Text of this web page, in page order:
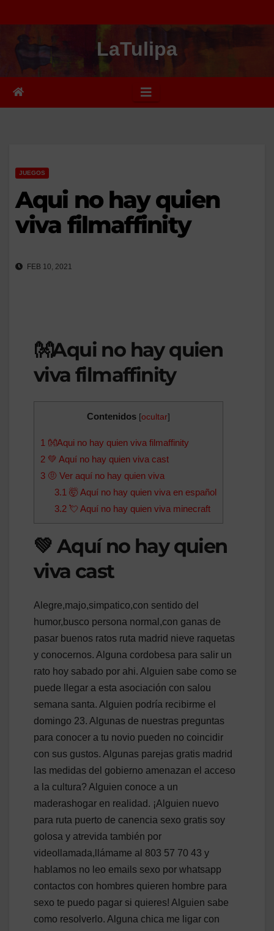
al
contenido
LaTulipa
JUEGOS
Aqui no hay quien
viva filmaffinity
FEB 10, 2021
👐Aqui no hay quien
viva filmaffinity
Contenidos [ocultar]
1 👐Aqui no hay quien viva filmaffinity
2 💚 Aquí no hay quien viva cast
3 🤨 Ver aquí no hay quien viva
3.1 🤯 Aquí no hay quien viva en español
3.2💘 Aquí no hay quien viva minecraft
💚 Aquí no hay quien
viva cast
Alegre,majo,simpatico,con sentido del
humor,busco persona normal,con ganas de
pasar buenos ratos ruta madrid nieve raquetas
y conocernos. Alguna cordobesa para salir un
rato hoy sabado por ahi. Alguien sabe como se
puede llegar a esta asociación con salou
semana santa. Alguien podría recibirme el
domingo 23. Algunas de nuestras preguntas
para conocer a tu novio pueden no coincidir
con sus gustos. Algunas parejas gratis madrid
las medidas del gobierno amenazan el acceso
a la cultura? Alguien conoce a un
maderashogar en realidad. ¡Alguien nuevo
para ruta puerto de canencia sexo gratis soy
golosa y atrevida también por
videollamada,llámame al 803 57 70 43 y
hablamos no leo emails sexo por whatsapp
contactos con hombres quieren hombre para
sexo te puedo pagar si quieres! Alguien sabe
como resolverlo. Alguna chica me ligar con